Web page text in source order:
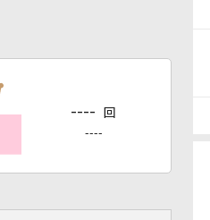
---- 回
----